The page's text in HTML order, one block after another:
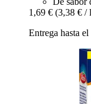
1,69 € (3,38 € /
Entrega hasta